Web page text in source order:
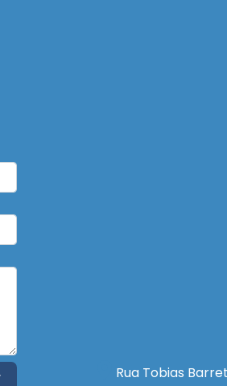
Rua Tobias